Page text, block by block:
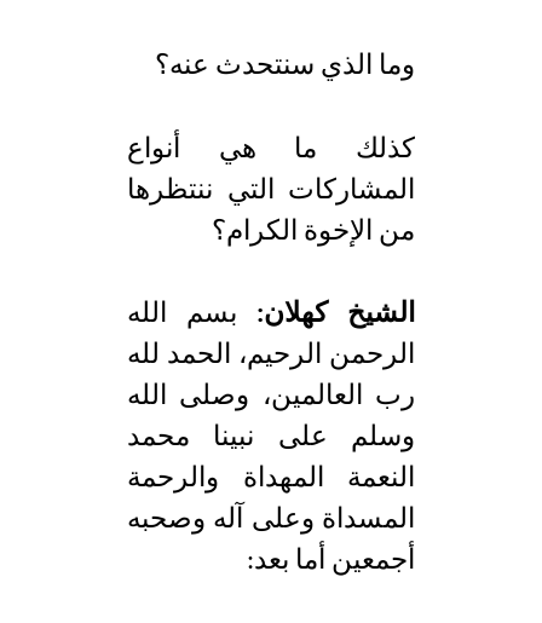
وما الذي سنتحدث عنه؟
كذلك ما هي أنواع
المشاركات التي ننتظرها
من الإخوة الكرام؟
الشيخ كهلان: بسم الله
الرحمن الرحيم، الحمد لله
رب العالمين، وصلى الله
وسلم على نبينا محمد
النعمة المهداة والرحمة
المسداة وعلى آله وصحبه
أجمعين أما بعد: